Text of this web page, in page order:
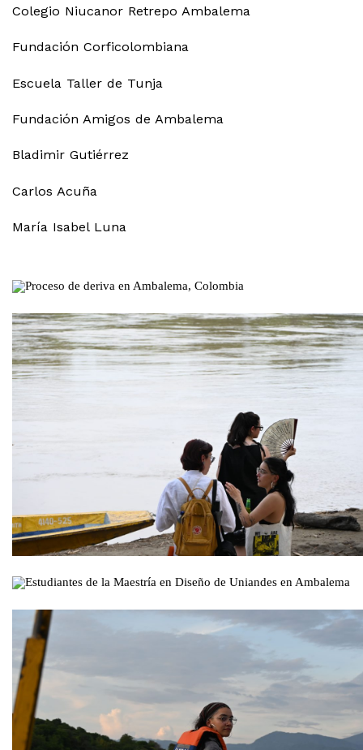
Colegio Niucanor Retrepo Ambalema
Fundación Corficolombiana
Escuela Taller de Tunja
Fundación Amigos de Ambalema
Bladimir Gutiérrez
Carlos Acuña
María Isabel Luna